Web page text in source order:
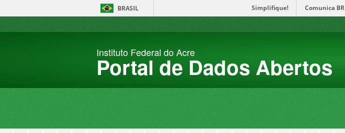
BRASIL Simplifique! Comunica BR
Instituto Federal do Acre
Portal de Dados Abertos